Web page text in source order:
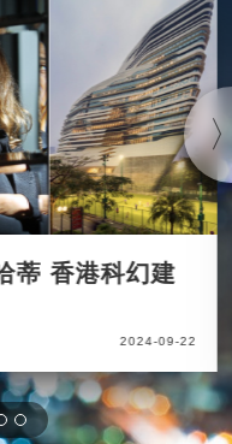
蒂 香港科幻建
2024-09-22